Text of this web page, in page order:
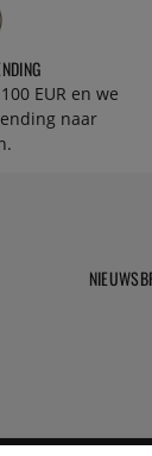
EUR en we
naar